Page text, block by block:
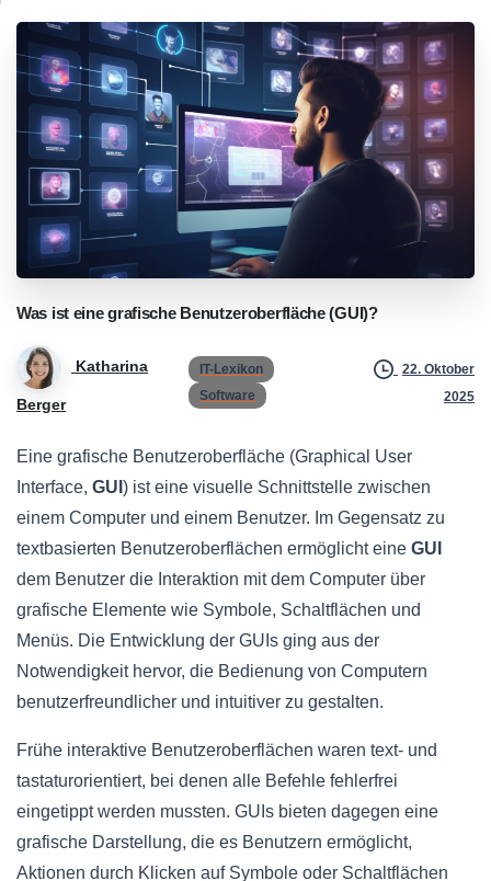
Was ist eine grafische Benutzeroberfläche (GUI)?
Katharina
Berger
IT-Lexikon
Software
22. Oktober
2025
Eine grafische Benutzeroberfläche (Graphical User
Interface, GUI ) ist eine visuelle Schnittstelle zwischen
einem Computer und einem Benutzer. Im Gegensatz zu
textbasierten Benutzeroberflächen ermöglicht eine GUI
dem Benutzer die Interaktion mit dem Computer über
grafische Elemente wie Symbole, Schaltflächen und
Menüs. Die Entwicklung der GUIs ging aus der
Notwendigkeit hervor, die Bedienung von Computern
benutzerfreundlicher und intuitiver zu gestalten.
Frühe interaktive Benutzeroberflächen waren text- und
tastaturorientiert, bei denen alle Befehle fehlerfrei
eingetippt werden mussten. GUIs bieten dagegen eine
grafische Darstellung, die es Benutzern ermöglicht,
Aktionen durch Klicken auf Symbole oder Schaltflächen